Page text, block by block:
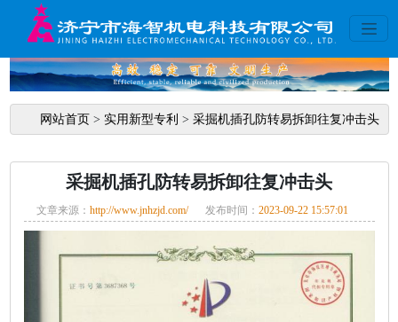
网站首页> 实用新型专利 > 采掘机插孔防转易拆卸往复冲击头
采掘机插孔防转易拆卸往复冲击头
文章来源： http://www.jnhzjd.com/ 发布时间： 2023-09-22 15:57:01